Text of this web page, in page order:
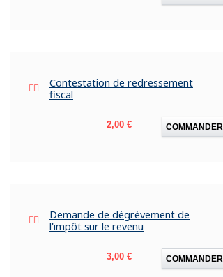
Contestation de redressement
fiscal
Prix
2,00 € COMMANDER
Demande de dégrèvement de
l'impôt sur le revenu
Prix
3,00 € COMMANDER